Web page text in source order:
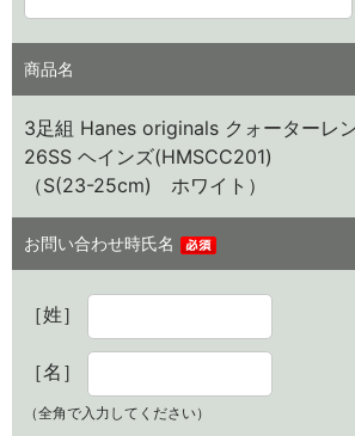
商品名
3足組 Hanes originals クォーターレ
26SS ヘインズ(HMSCC201)
（S(23-25cm) ホワイト）
お問い合わせ時氏名
［姓］
［名］
（全角で入力してください）